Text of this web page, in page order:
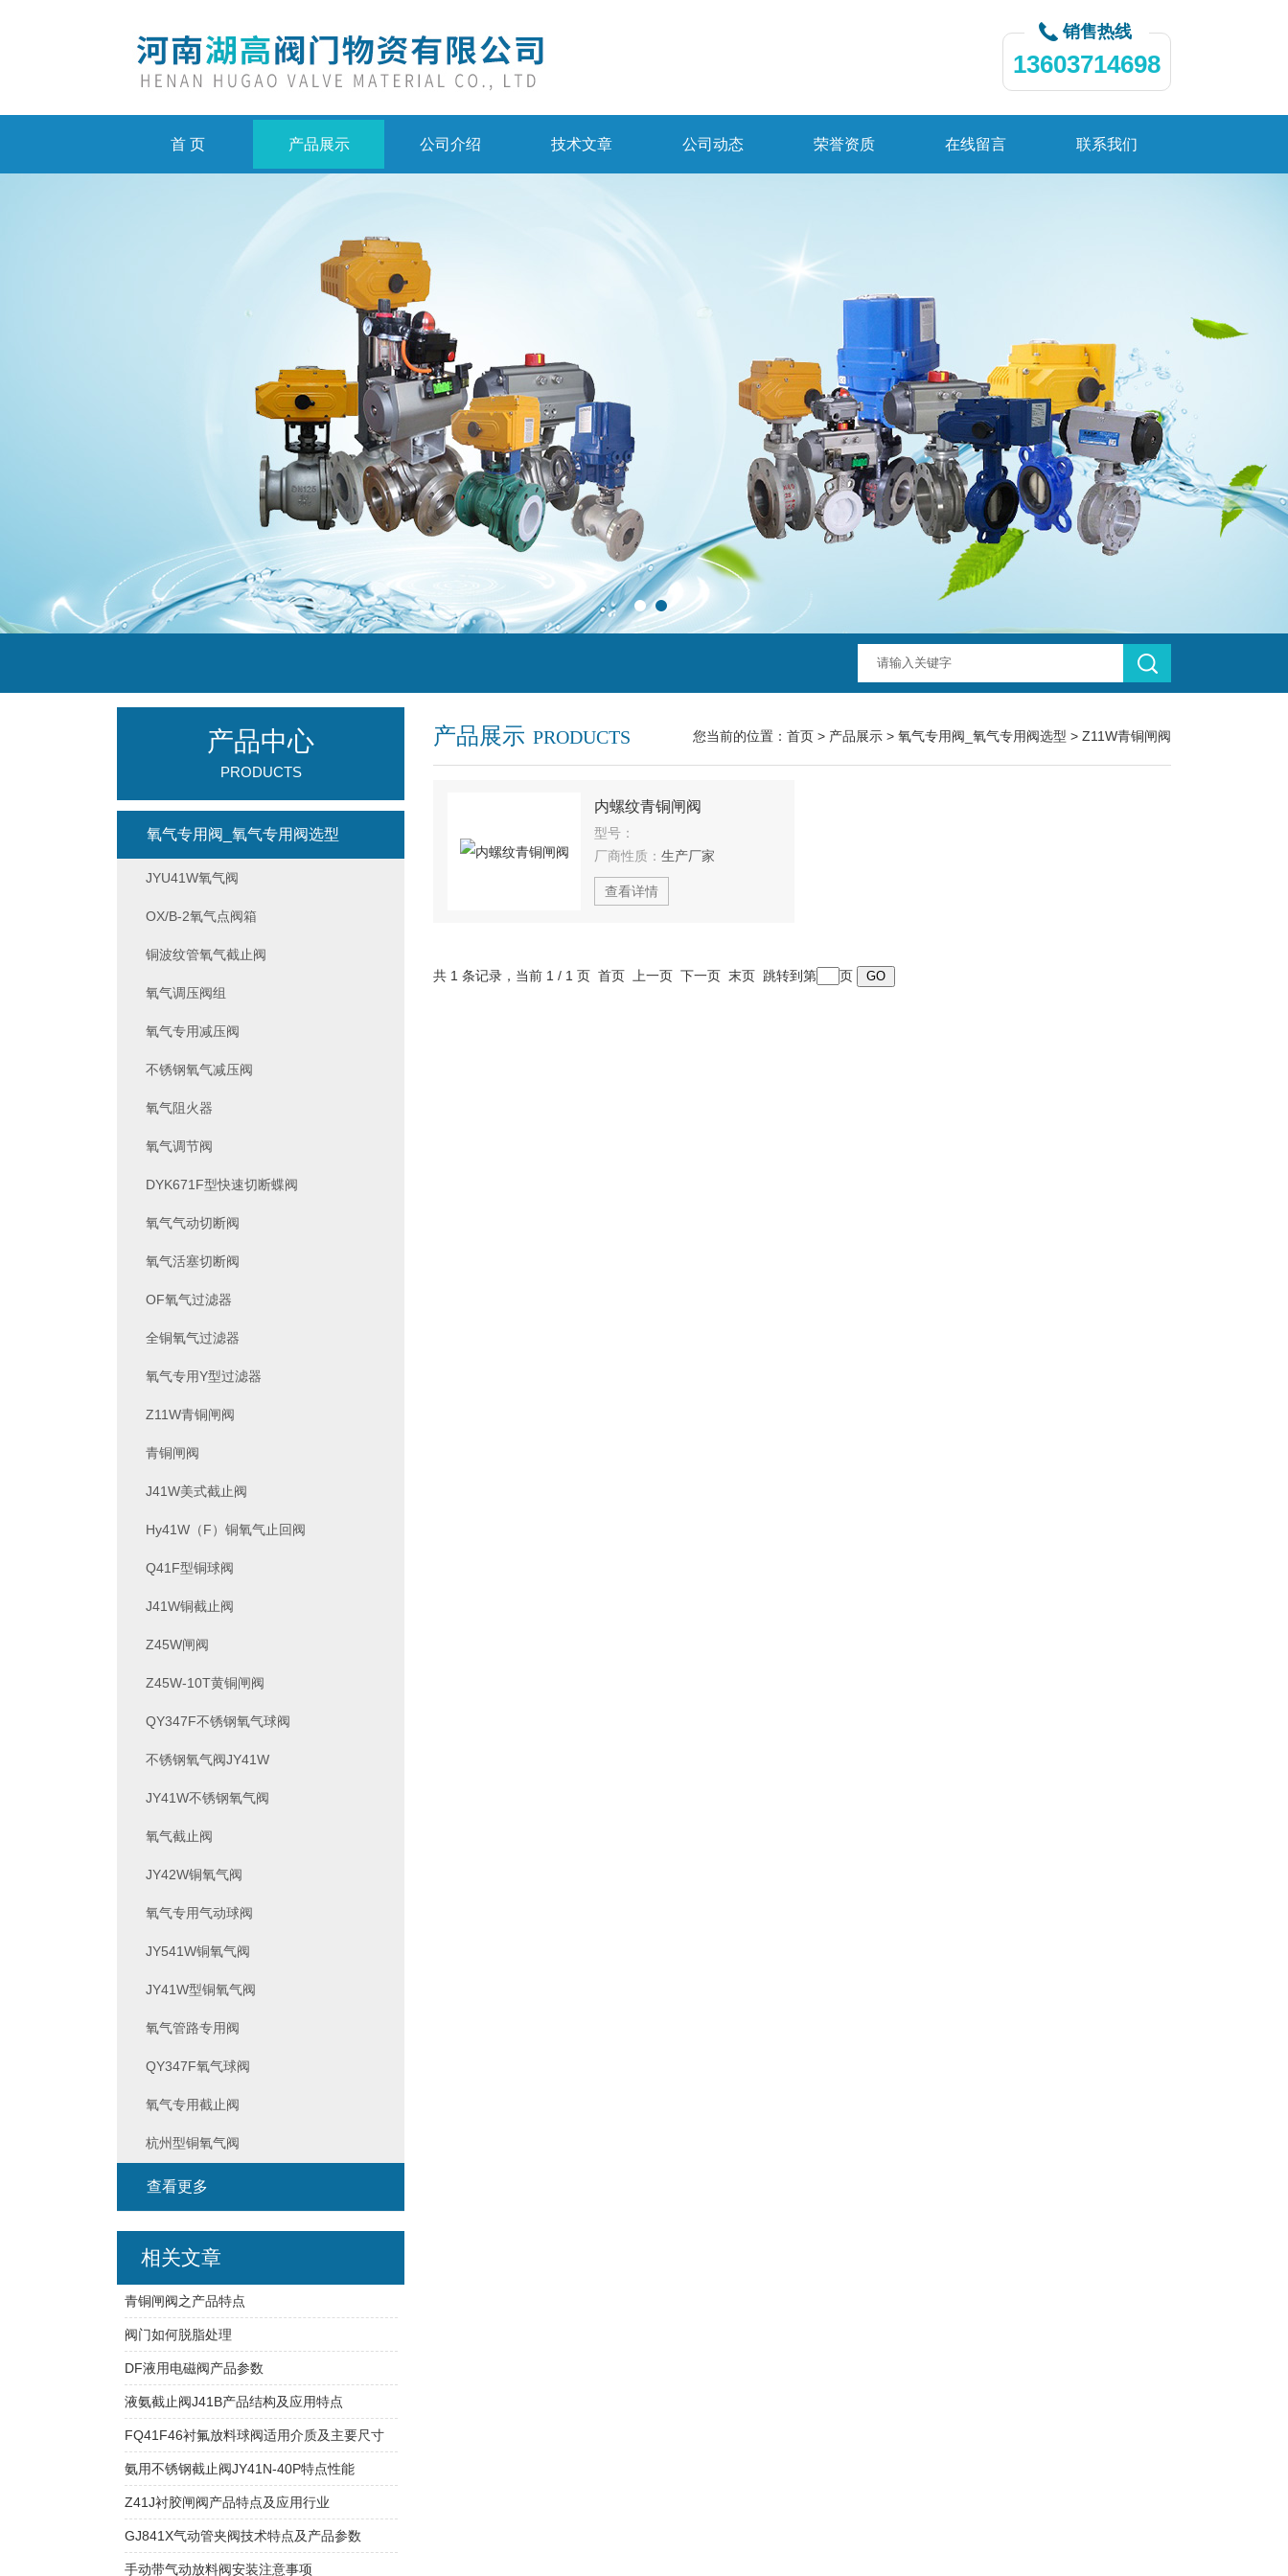
销售热线
13603714698
首 页 产品展示 公司介绍 技术文章 公司动态 荣誉资质 在线留言 联系我们
产品展示 PRODUCTS 您当前的位置： 首页 > 产品展示 > 氧气专用阀_氧气专用阀选型 > Z11W青铜闸阀
内螺纹青铜闸阀
型号：
厂商性质： 生产厂家
查看详情
共 1 条记录，当前 1 / 1 页 首页 上一页 下一页 末页 跳转到第 页
产品中心
PRODUCTS
氧气专用阀_氧气专用阀选型
JYU41W氧气阀
OX/B-2氧气点阀箱
铜波纹管氧气截止阀
氧气调压阀组
氧气专用减压阀
不锈钢氧气减压阀
氧气阻火器
氧气调节阀
DYK671F型快速切断蝶阀
氧气气动切断阀
氧气活塞切断阀
OF氧气过滤器
全铜氧气过滤器
氧气专用Y型过滤器
Z11W青铜闸阀
青铜闸阀
J41W美式截止阀
Hy41W（F）铜氧气止回阀
Q41F型铜球阀
J41W铜截止阀
Z45W闸阀
Z45W-10T黄铜闸阀
QY347F不锈钢氧气球阀
不锈钢氧气阀JY41W
JY41W不锈钢氧气阀
氧气截止阀
JY42W铜氧气阀
氧气专用气动球阀
JY541W铜氧气阀
JY41W型铜氧气阀
氧气管路专用阀
QY347F氧气球阀
氧气专用截止阀
杭州型铜氧气阀
查看更多
相关文章
青铜闸阀之产品特点
阀门如何脱脂处理
DF液用电磁阀产品参数
液氨截止阀J41B产品结构及应用特点
FQ41F46衬氟放料球阀适用介质及主要尺寸
氨用不锈钢截止阀JY41N-40P特点性能
Z41J衬胶闸阀产品特点及应用行业
GJ841X气动管夹阀技术特点及产品参数
手动带气动放料阀安装注意事项